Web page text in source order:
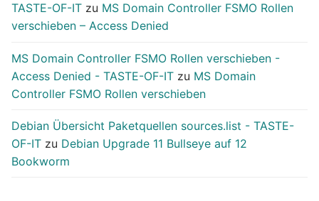
TASTE-OF-IT zu MS Domain Controller FSMO Rollen
verschieben – Access Denied
MS Domain Controller FSMO Rollen verschieben -
Access Denied - TASTE-OF-IT zu MS Domain
Controller FSMO Rollen verschieben
Debian Übersicht Paketquellen sources.list - TASTE-
OF-IT zu Debian Upgrade 11 Bullseye auf 12
Bookworm